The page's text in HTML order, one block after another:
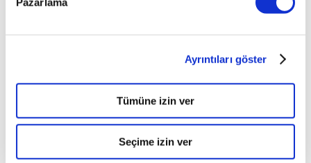
Ayrıntıları göster
Tümüne izin ver
Seçime izin ver